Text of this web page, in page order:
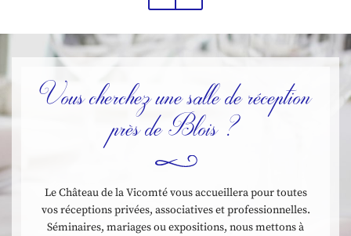
Vous cherchez une sallede réception
près de Blois ?
Le Château de la Vicomté vous accueillera pour toutes
vos réceptions privées, associatives et professionnelles.
Séminaires, mariages ou expositions, nous mettons à